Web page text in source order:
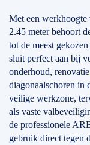
Met een werkhoogte
2.45 meter behoort
tot de meest
sluit perfect aan bij
onderhoud,
diagonaalschoren in
veilige werkzone,
als vaste
de professionele
gebruik direct tegen